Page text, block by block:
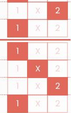
1 X 2
1 X 2
1 X 2
1 X 2
1 X 2
1 X 2